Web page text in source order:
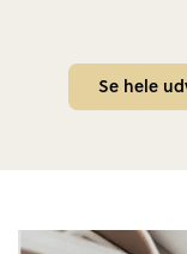
Se hele